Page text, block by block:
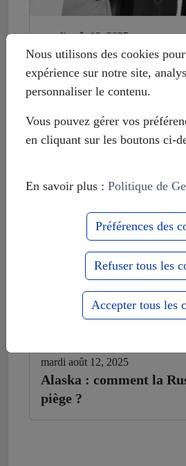
mardi août 12, 2025
Histoire déformée : les
veulent fonder leur
russophobie
mardi août 12, 2025
Alaska : comment la
piège ?
Nous utilisons des cookies
expérience sur notre site,
personnaliser le contenu.
Vous pouvez gérer vos
en cliquant sur les boutons ci-
En savoir plus : Politique de
Préférences des
Refuser tous les
Accepter tous les